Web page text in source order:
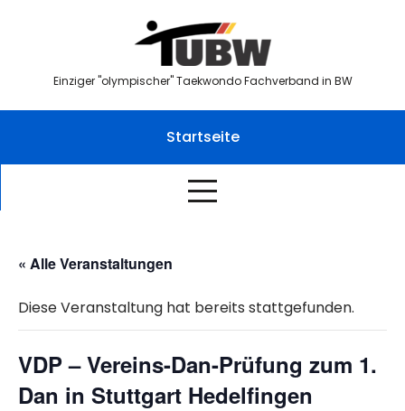
Einziger "olympischer" Taekwondo Fachverband in BW
Startseite
« Alle Veranstaltungen
Diese Veranstaltung hat bereits stattgefunden.
VDP – Vereins-Dan-Prüfung zum 1.
Dan in Stuttgart Hedelfingen